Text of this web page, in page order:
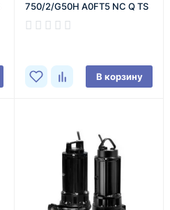
750/2/G50H A0FT5 NC Q TS
2SIC 10 400
В корзину